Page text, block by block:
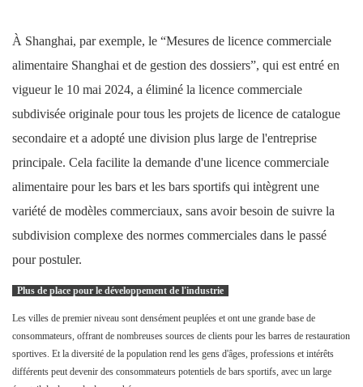
À Shanghai, par exemple, le “Mesures de licence commerciale
alimentaire Shanghai et de gestion des dossiers”, qui est entré en
vigueur le 10 mai 2024, a éliminé la licence commerciale
subdivisée originale pour tous les projets de licence de catalogue
secondaire et a adopté une division plus large de l'entreprise
principale. Cela facilite la demande d'une licence commerciale
alimentaire pour les bars et les bars sportifs qui intègrent une
variété de modèles commerciaux, sans avoir besoin de suivre la
subdivision complexe des normes commerciales dans le passé
pour postuler.
Plus de place pour le développement de l'industrie
Les villes de premier niveau sont densément peuplées et ont une grande base de
consommateurs, offrant de nombreuses sources de clients pour les barres de restauration
sportives. Et la diversité de la population rend les gens d'âges, professions et intérêts
différents peut devenir des consommateurs potentiels de bars sportifs, avec un large